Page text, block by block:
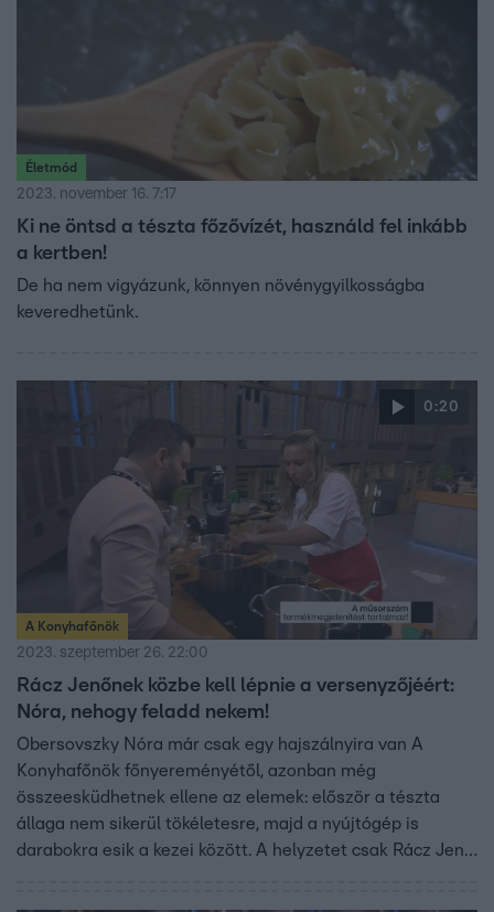
Életmód
2023. november 16. 7:17
Ki ne öntsd a tészta főzővízét, használd fel inkább
a kertben!
De ha nem vigyázunk, könnyen növénygyilkosságba
keveredhetünk.
0:20
A Konyhafőnök
2023. szeptember 26. 22:00
Rácz Jenőnek közbe kell lépnie a versenyzőjéért:
Nóra, nehogy feladd nekem!
Obersovszky Nóra már csak egy hajszálnyira van A
Konyhafőnök főnyereményétől, azonban még
összeesküdhetnek ellene az elemek: először a tészta
állaga nem sikerül tökéletesre, majd a nyújtógép is
darabokra esik a kezei között. A helyzetet csak Rácz Jenő